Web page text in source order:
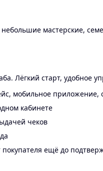
мастерские,
Лёгкий старт, удобное
мобильное приложение,
кабинете
чеков
ещё до